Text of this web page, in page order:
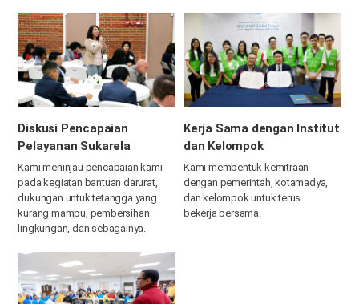
Diskusi Pencapaian
Pelayanan Sukarela
Kami meninjau pencapaian kami
pada kegiatan bantuan darurat,
dukungan untuk tetangga yang
kurang mampu, pembersihan
lingkungan, dan sebagainya.
Kerja Sama dengan Institut
dan Kelompok
Kami membentuk kemitraan
dengan pemerintah, kotamadya,
dan kelompok untuk terus
bekerja bersama.